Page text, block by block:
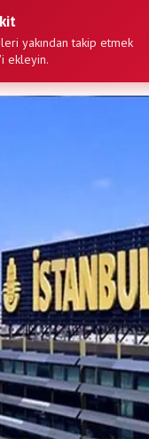
yakından takip etmek
ekleyin.